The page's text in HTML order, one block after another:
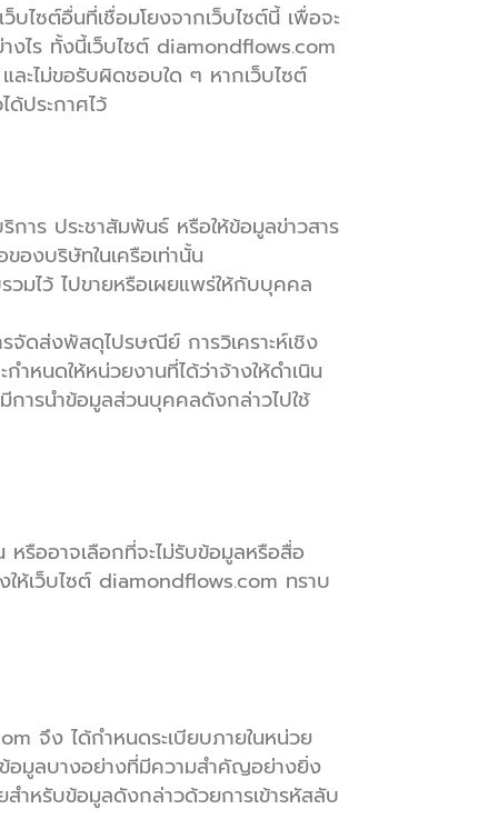
ไซต์อื่นที่เชื่อมโยงจากเว็บไซต์นี้ เพื่อจะ
งไร ทั้งนี้เว็บไซต์ diamondflows.com
ละไม่ขอรับผิดชอบใด ๆ หากเว็บไซต์
ประกาศไว้
การ ประชาสัมพันธ์ หรือให้ข้อมูลข่าวสาร
งบริษัทในเครือเท่านั้น
มไว้ ไปขายหรือเผยแพร่ให้กับบุคคล
จัดส่งพัสดุไปรษณีย์ การวิเคราะห์เชิง
หนดให้หน่วยงานที่ได้ว่าจ้างให้ดำเนิน
ารนำข้อมูลส่วนบุคคลดังกล่าวไปใช้
รืออาจเลือกที่จะไม่รับข้อมูลหรือสื่อ
ห้เว็บไซต์ diamondflows.com ทราบ
จึง ได้กำหนดระเบียบภายในหน่วย
อมูลบางอย่างที่มีความสำคัญอย่างยิ่ง
ำหรับข้อมูลดังกล่าวด้วยการเข้ารหัสลับ